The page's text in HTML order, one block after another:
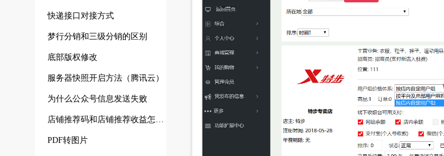
快递接口对接方式
梦行分销和三级分销的区别
底部版权修改
服务器快照开启方法（腾讯云）
为什么公众号信息发送失败
店铺推荐码和店铺推荐收益怎么来？
PDF转图片